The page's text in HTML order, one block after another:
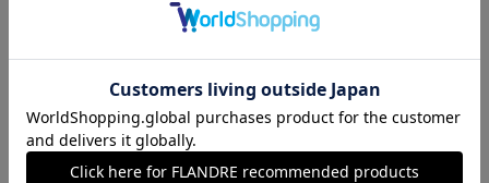
他にはない鮮やかなブルーが目を惹くタックスカート。日本有
な一枚に仕上げました。立体感のあるタックが美しいシルエッ
トを描き、動くたびに表情豊かな印象を演出します。取り外し
可能なサスペンダー付きで、長さ調節も可能。スタイリングに